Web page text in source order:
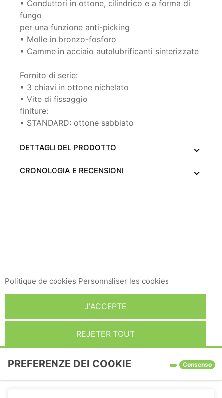
• Conduttori in ottone, cilindrico e a forma di
fungo
per una funzione anti-picking
• Molle in bronzo-fosforo
• Camme in acciaio autolubrificanti sinterizzate
Fornito di serie:
• 3 chiavi in ottone nichelato
• Vite di fissaggio
finiture:
• STANDARD: ottone sabbiato
DETTAGLI DEL PRODOTTO
CRONOLOGIA E RECENSIONI
Politique de cookies Personnaliser les cookies
REJETER TOUT
J'ACCEPTE
PREFERENZE DEI COOKIE Consenso